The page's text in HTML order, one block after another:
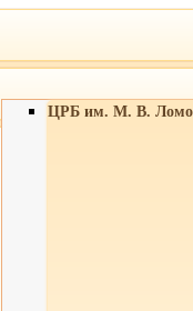
ЦРБ им. М. В.